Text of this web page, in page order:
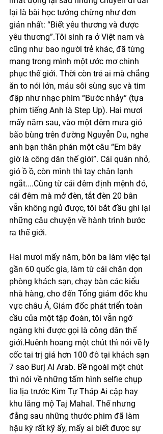
lại là bài học tưởng chừng như đơn
giản nhất: “Biết yêu thương và được
yêu thương”.Tôi sinh ra ở Việt nam và
cũng như bao người trẻ khác, đã từng
mang trong mình một ước mơ chinh
phục thế giới. Thời còn trẻ ai mà chẳng
ăn to nói lớn, máu sôi sùng sục và tim
đập như nhạc phim “Bước nhảy” (tựa
phim tiếng Anh là Step Up). Hai mươi
mấy năm sau, vào một đêm mưa gió
bão bùng trên đường Nguyễn Du, nghe
anh bạn thân phán một câu “Em bây
giờ là công dân thế giới”. Cái quán nhỏ,
gió ồ ồ, còn mình thì tay chân lạnh
ngắt....Cũng từ cái đêm định mệnh đó,
cái đêm mà mở đèn, tắt đèn 20 bân
vẫn không ngủ được, tôi bắt đầu ghi lại
những câu chuyện về hành trình bước
ra thế giới.
Hai mươi mấy năm, bôn ba làm việc tại
gần 60 quốc gia, làm từ cái chân dọn
phòng khách sạn, chạy bàn các kiểu
nhà hàng, cho đến Tổng giám đốc khu
vực châu Á, Giám đốc phát triển toàn
cầu của một tập đoàn, tôi vẫn ngỡ
ngàng khi được gọi là công dân thế
giới.Huênh hoang một chút thì nói về ly
cốc tai trị giá hơn 100 đô tại khách sạn
7 sao Burj Al Arab. Bề ngoài một chút
thì nói về những tấm hình selfie chụp
lia lịa trước Kim Tự Tháp Ai cập hay
khu lăng mộ Taj Mahal. Thế nhưng
đằng sau những thước phim đã làm
hậu kỳ rất kỹ ấy, mấy ai biết được sự